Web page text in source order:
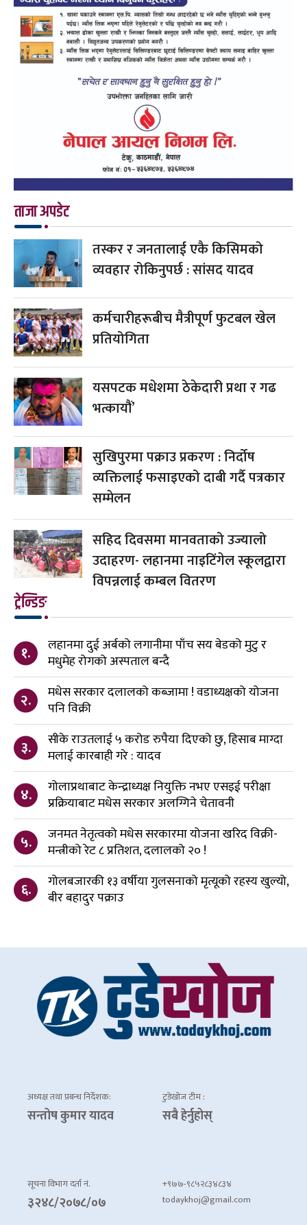
ताजा अपडेट
तस्कर र जनतालाई एकै किसिमको
व्यवहार रोकिनुपर्छ : सांसद यादव
कर्मचारीहरूबीच मैत्रीपूर्ण फुटबल खेल
प्रतियोगिता
यसपटक मधेशमा ठेकेदारी प्रथा र गढ
भत्कायौं’
सुखिपुरमा पक्राउ प्रकरण : निर्दोष
व्यक्तिलाई फसाइएको दाबी गर्दै पत्रकार
सम्मेलन
सहिद दिवसमा मानवताको उज्यालो
उदाहरण- लहानमा नाइटिंगेल स्कूलद्वारा
विपन्नलाई कम्बल वितरण
ट्रेन्डिङ
१.
लहानमा दुई अर्बको लगानीमा पाँच सय बेडको मुटु र
मधुमेह रोगको अस्पताल बन्दै
२.
मधेस सरकार दलालको कब्जामा ! वडाध्यक्षको योजना
पनि विक्री
३.
सीके राउतलाई ५ करोड रुपैया दिएको छु, हिसाब माग्दा
मलाई कारबाही गरे : यादव
४.
गोलाप्रथाबाट केन्द्राध्यक्ष नियुक्ति नभए एसइई परीक्षा
प्रक्रियाबाट मधेस सरकार अलग्गिने चेतावनी
५.
जनमत नेतृत्वको मधेस सरकारमा योजना खरिद विक्री-
मन्त्रीको रेट ८ प्रतिशत, दलालको २० !
६.
गोलबजारकी १३ वर्षीया गुलसनाको मृत्यूको रहस्य खुल्यो,
बीर बहादुर पक्राउ
अध्यक्ष तथा प्रबन्ध निर्देशक:
सन्तोष कुमार यादव
टुडेखोज टीम :
सबै हेर्नुहोस्
सूचना विभाग दर्ता नं.
३२४८/२०७८/०७
+९७७-९८५२८३४८३४
todaykhoj@gmail.com